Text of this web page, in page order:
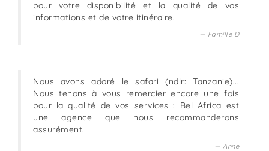
pour votre disponibilité et la qualité de vos
informations et de votre itinéraire.
Famille D
Nous avons adoré le safari (ndlr: Tanzanie)...
Nous tenons à vous remercier encore une fois
pour la qualité de vos services : Bel Africa est
une agence que nous recommanderons
assurément.
Anne